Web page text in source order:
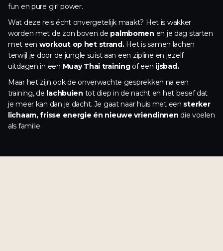
fun en pure girl power.
Wat deze reis écht onvergetelijk maakt? Het is wakker
worden met de zon boven de palmbomen en je dag starten
met een workout op het strand.Het is samen lachen
terwijl je door de jungle suist aan een zipline en jezelf
uitdagen in een Muay Thai trainingof een ijsbad.
Maar het zijn ook de onverwachte gesprekken na een
training, de lachbuien tot diep in de nacht en het besef dat
je meer kan dan je dacht. Je gaat naar huis met een sterker
lichaam, frisse energie én nieuwe vriendinnen die voelen
als familie.